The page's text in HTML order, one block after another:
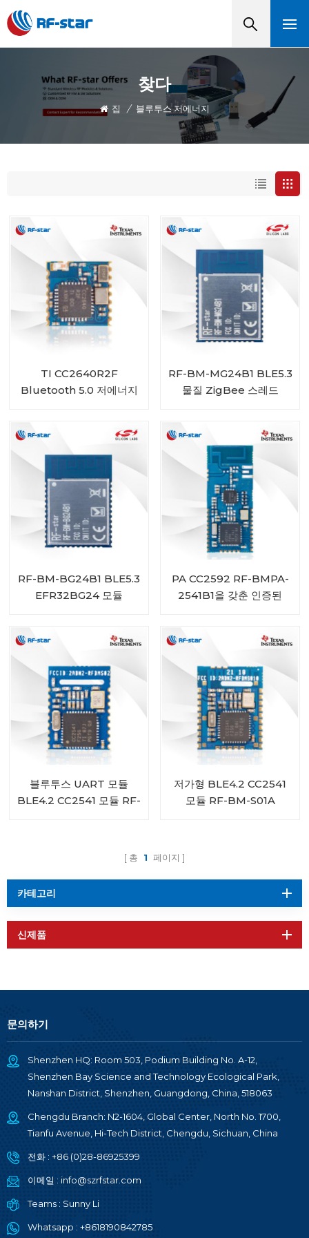
찾다
집 / 블루투스 저에너지
TI CC2640R2F
Bluetooth 5.0 저에너지
RF-BM-MG24B1 BLE5.3
물질 ZigBee 스레드
RF-BM-BG24B1 BLE5.3
EFR32BG24 모듈
PA CC2592 RF-BMPA-
2541B1을 갖춘 인증된
블루투스 UART 모듈
BLE4.2 CC2541 모듈 RF-
저가형 BLE4.2 CC2541
모듈 RF-BM-S01A
총 1 페이지
카테고리
신제품
문의하기
Shenzhen HQ: Room 503, Podium Building No. A-12,
Shenzhen Bay Science and Technology Ecological Park,
Nanshan District, Shenzhen, Guangdong, China, 518063
Chengdu Branch: N2-1604, Global Center, North No. 1700,
Tianfu Avenue, Hi-Tech District, Chengdu, Sichuan, China
전화 : +86 (0)28-86925399
이메일 : info@szrfstar.com
Teams : Sunny Li
Whatsapp : +8618190842785